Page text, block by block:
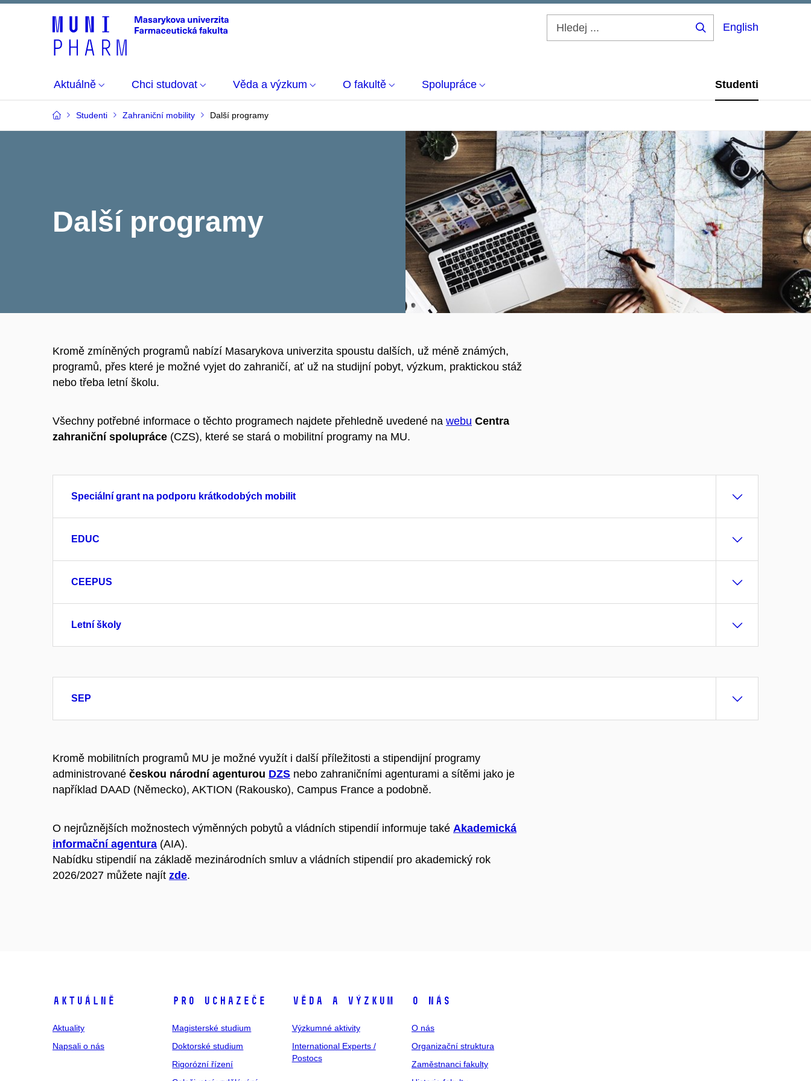
English
Aktuálně Chci studovat Věda a výzkum O fakultě Spolupráce Studenti
Studenti Zahraniční mobility Další programy
Další programy
Kromě zmíněných programů nabízí Masarykova univerzita spoustu dalších, už méně známých,
programů, přes které je možné vyjet do zahraničí, ať už na studijní pobyt, výzkum, praktickou stáž
nebo třeba letní školu.
Všechny potřebné informace o těchto programech najdete přehledně uvedené na webu Centra
zahraniční spolupráce (CZS), které se stará o mobilitní programy na MU.
Speciální grant na podporu krátkodobých mobilit
EDUC
CEEPUS
Letní školy
SEP
Kromě mobilitních programů MU je možné využít i další příležitosti a stipendijní programy
administrované českou národní agenturou DZS nebo zahraničními agenturami a sítěmi jako je
například DAAD (Německo), AKTION (Rakousko), Campus France a podobně.
O nejrůznějších možnostech výměnných pobytů a vládních stipendií informuje také Akademická
informační agentura (AIA).
Nabídku stipendií na základě mezinárodních smluv a vládních stipendií pro akademický rok
2026/2027 můžete najít zde.
Aktuálně
Aktuality
Napsali o nás
Pro uchazeče
Magisterské studium
Doktorské studium
Rigorózní řízení
Věda a výzkum
Výzkumné aktivity
International Experts /
Postocs
O nás
O nás
Organizační struktura
Zaměstnanci fakulty